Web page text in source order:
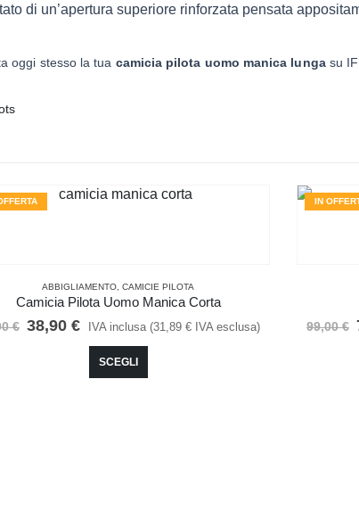
di un’apertura superiore rinforzata pensata
oggi stesso la tua camicia pilota uomo manica lungasu
ABBIGLIAMENTO ,CAMICIE PILOTA
Camicia Pilota Uomo Manica Corta
€ Il
38,90€Il
attuale
IVA inclusa (31,89€ IVA esclusa)
SCEGLI
Questo prodotto ha più varianti. Le opzioni possono essere scelte nella pagina del prodotto
IN
99,00€